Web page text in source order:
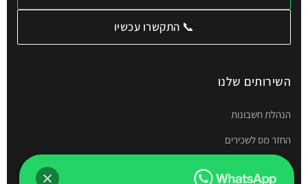
📞 התקשרו עכשיו
השירותים שלנו
הנהלת חשבונות
החזר מס לשכירים
תיאום מס